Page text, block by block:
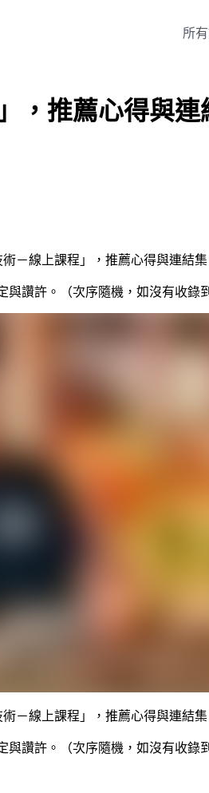
所
，推薦心得與連
－線上課程」，推薦心得與連結集
讚許。（次序隨機，如沒有收錄
－線上課程」，推薦心得與連結集
讚許。（次序隨機，如沒有收錄